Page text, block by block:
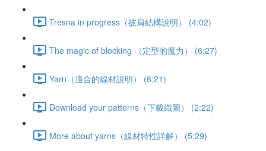
Tresna in progress（披肩結構說明） (4:02)
The magic of blocking （定型的魔力） (6:27)
Yarn（適合的線材說明） (8:21)
Download your patterns（下載織圖） (2:22)
More about yarns（線材特性詳解） (5:29)